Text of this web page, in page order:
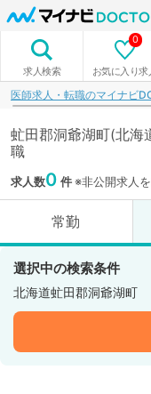
求人検索 お気に入り求
0
医師求人・転職のマイナビ
虻田郡洞爺湖町(北海
職
求人数0 件※非公開求人を
常勤
選択中の検索条件
北海道虻田郡洞爺湖町